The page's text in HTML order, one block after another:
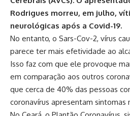
Rodrigues morreu, em julho,
neurológicas após a Covid-19.
No entanto, o Sars-Cov-2, vírus
parece ter mais efetividade ao
Isso faz com que ele provoque
em comparação aos outros
que cerca de 40% das pessoas
coronavírus apresentam sintomas